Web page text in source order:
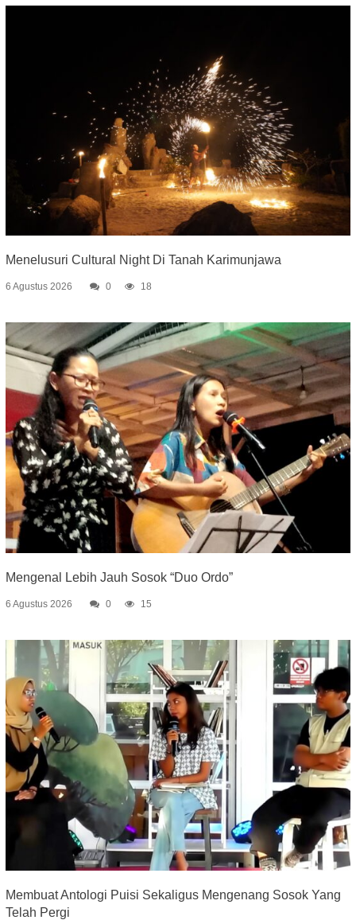
Menelusuri Cultural Night Di Tanah Karimunjawa
6 Agustus 2026 0 18
Mengenal Lebih Jauh Sosok “Duo Ordo”
6 Agustus 2026 0 15
Membuat Antologi Puisi Sekaligus Mengenang Sosok Yang
Telah Pergi